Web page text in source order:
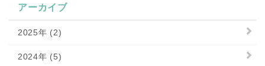
アーカイブ
2025年 (2)
2024年 (5)